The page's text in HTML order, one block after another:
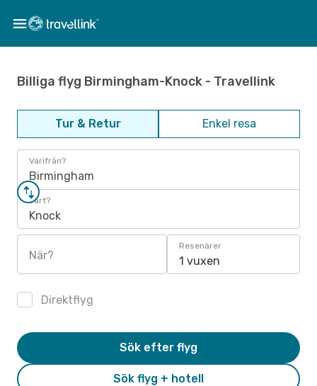
Billiga flyg Birmingham-Knock - Travellink
Tur & Retur Enkel resa
Varifrån?
Birmingham
Vart?
Knock
När?
Resenärer
1 vuxen
Direktflyg
Sök flyg + hotell
Sök efter flyg